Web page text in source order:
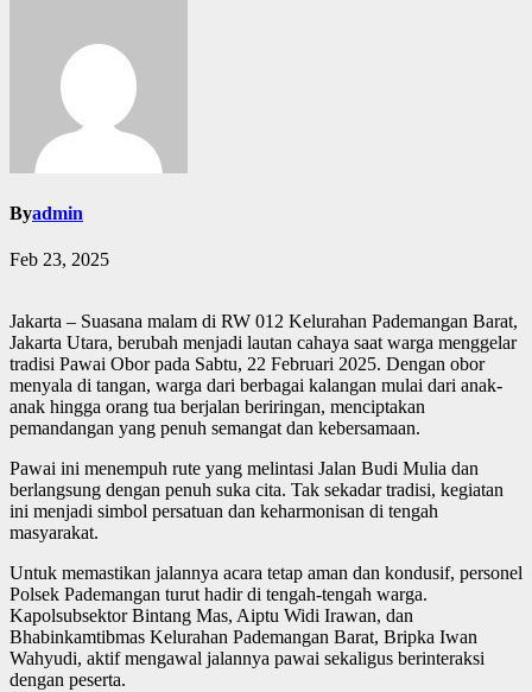
Byadmin
Feb 23, 2025
Jakarta – Suasana malam di RW 012 Kelurahan Pademangan Barat,
Jakarta Utara, berubah menjadi lautan cahaya saat warga menggelar
tradisi Pawai Obor pada Sabtu, 22 Februari 2025. Dengan obor
menyala di tangan, warga dari berbagai kalangan mulai dari anak-
anak hingga orang tua berjalan beriringan, menciptakan
pemandangan yang penuh semangat dan kebersamaan.
Pawai ini menempuh rute yang melintasi Jalan Budi Mulia dan
berlangsung dengan penuh suka cita. Tak sekadar tradisi, kegiatan
ini menjadi simbol persatuan dan keharmonisan di tengah
masyarakat.
Untuk memastikan jalannya acara tetap aman dan kondusif, personel
Polsek Pademangan turut hadir di tengah-tengah warga.
Kapolsubsektor Bintang Mas, Aiptu Widi Irawan, dan
Bhabinkamtibmas Kelurahan Pademangan Barat, Bripka Iwan
Wahyudi, aktif mengawal jalannya pawai sekaligus berinteraksi
dengan peserta.